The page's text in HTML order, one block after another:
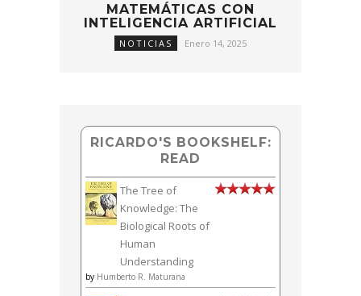
MATEMÁTICAS CON
INTELIGENCIA ARTIFICIAL
NOTICIAS Enero 14, 2025
RICARDO'S BOOKSHELF:
READ
The Tree of
Knowledge: The
Biological Roots of
Human
Understanding
by Humberto R. Maturana